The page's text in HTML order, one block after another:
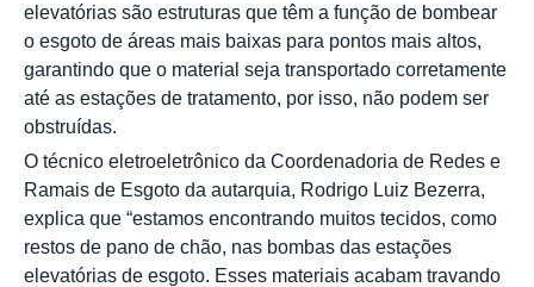
elevatórias são estruturas que têm a função de bombear
o esgoto de áreas mais baixas para pontos mais altos,
garantindo que o material seja transportado corretamente
até as estações de tratamento, por isso, não podem ser
obstruídas.
O técnico eletroeletrônico da Coordenadoria de Redes e
Ramais de Esgoto da autarquia, Rodrigo Luiz Bezerra,
explica que “estamos encontrando muitos tecidos, como
restos de pano de chão, nas bombas das estações
elevatórias de esgoto. Esses materiais acabam travando